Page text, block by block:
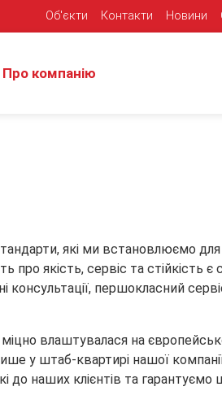
Об'єкти Контакти Новини
Про компанію
які ми встановлюємо
про якість, сервіс та стійкість
першокласний
міцно влаштувалася на
у штаб-квартирі нашої
до наших клієнтів та